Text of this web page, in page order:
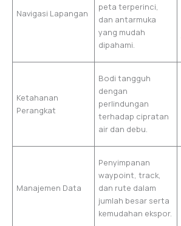
Navigasi Lapangan
peta terperinci,
dan antarmuka
yang mudah
dipahami.
Ketahanan
Perangkat
Bodi tangguh
dengan
perlindungan
terhadap cipratan
air dan debu.
Manajemen Data
Penyimpanan
waypoint, track,
dan rute dalam
jumlah besar serta
kemudahan ekspor.